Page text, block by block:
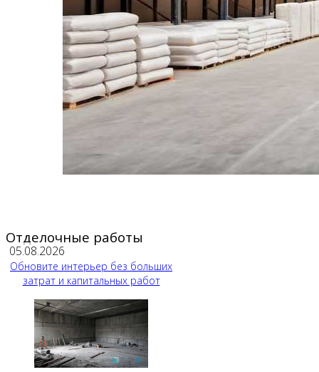
Отделочные работы
05.08.2026
Обновите интерьер без больших
затрат и капитальных работ